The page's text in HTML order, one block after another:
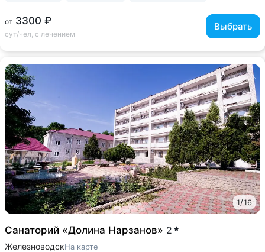
от 3300 ₽
сут/чел, с лечением
Выбрать
1/16
Санаторий «Долина Нарзанов» 2
ЖелезноводскНа карте